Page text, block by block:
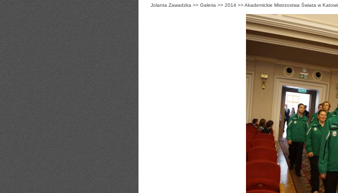
Jolanta Zawadzka >> Galeria >> 2014 >>Akademickie Mistrzostwa Świata w